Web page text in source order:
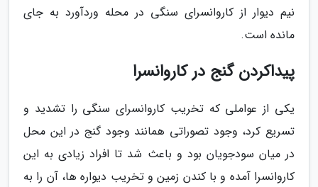
نیم دیوار از کاروانسرای سنگی در محله وردآورد به جای
مانده است.
پیداکردن گنج در کاروانسرا
یکی از عواملی که تخریب کاروانسرای سنگی را تشدید و
تسریع کرد، وجود تصوراتی همانند وجود گنج در این محل
در میان سودجویان بود و باعث شد تا افراد زیادی به این
کاروانسرا آمده و با کندن زمین و تخریب دیواره ها، آن را به